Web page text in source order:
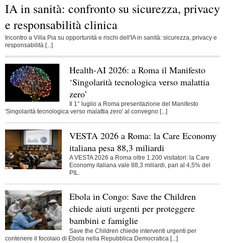
IA in sanità: confronto su sicurezza, privacy
e responsabilità clinica
Incontro a Villa Pia su opportunità e rischi dell'IA in sanità: sicurezza, privacy e
responsabilità [...]
Health‑AI 2026: a Roma il Manifesto
‘Singolarità tecnologica verso malattia
zero’
Il 1° luglio a Roma presentazione del Manifesto
'Singolarità tecnologica verso malattia zero' al convegno [...]
VESTA 2026 a Roma: la Care Economy
italiana pesa 88,3 miliardi
A VESTA 2026 a Roma oltre 1.200 visitatori: la Care
Economy italiana vale 88,3 miliardi, pari al 4,5% del
PIL.
Ebola in Congo: Save the Children
chiede aiuti urgenti per proteggere
bambini e famiglie
Save the Children chiede interventi urgenti per
contenere il focolaio di Ebola nella Repubblica Democratica [...]